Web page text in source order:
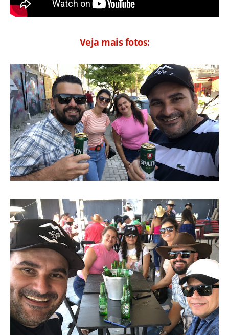
Veja mais fotos: